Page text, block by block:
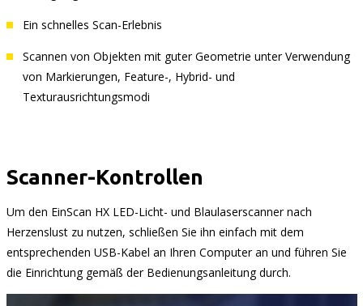
Ein schnelles Scan-Erlebnis
Scannen von Objekten mit guter Geometrie unter Verwendung
von Markierungen, Feature-, Hybrid- und
Texturausrichtungsmodi
Scanner-Kontrollen
Um den EinScan HX LED-Licht- und Blaulaserscanner nach
Herzenslust zu nutzen, schließen Sie ihn einfach mit dem
entsprechenden USB-Kabel an Ihren Computer an und führen Sie
die Einrichtung gemäß der Bedienungsanleitung durch.